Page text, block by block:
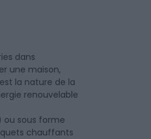
dans
une maison,
la nature de la
renouvelable
ou sous forme
chauffants